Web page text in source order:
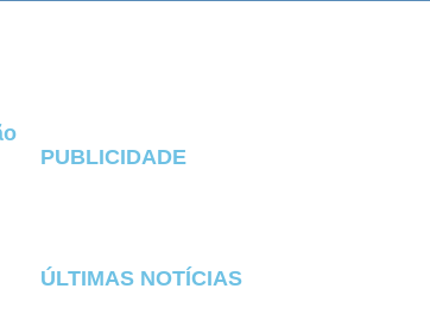
PUBLICIDADE
ÚLTIMAS NOTÍCIAS